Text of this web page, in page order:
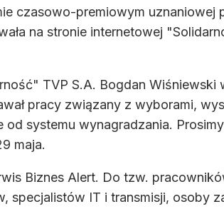
czasowo-premiowym uznaniowej
na stronie internetowej
TVP S.A. Bogdan Wiśniewski
pracy związany z wyborami,
systemu wynagradzania.
maja.
Biznes Alert. Do tzw.
specjalistów IT i transmisji, osoby